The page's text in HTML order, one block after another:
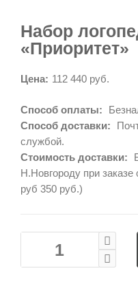
Набор
«Приоритет»
Цена: 112 440 руб.
Способ оплаты:
Способ доставки:
службой.
Стоимость доставки:
Н.Новгороду при
руб 350 руб.)